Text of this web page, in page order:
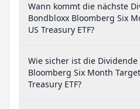
Wann kommt die nächste
Bondbloxx Bloomberg Six
US Treasury ETF?
Wie sicher ist die
Bloomberg Six Month
Treasury ETF?